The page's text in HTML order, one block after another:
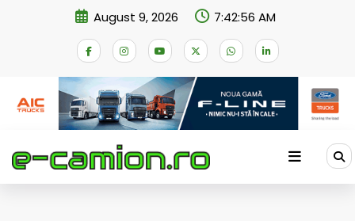
August 9, 2026 7:42:56 AM